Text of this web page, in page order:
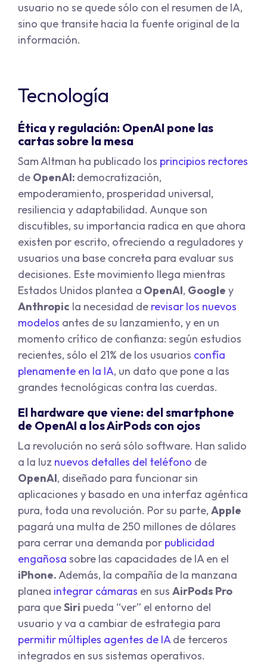
usuario no se quede sólo con el resumen de IA,
sino que transite hacia la fuente original de la
información.
Tecnología
Ética y regulación: OpenAI pone las
cartas sobre la mesa
Sam Altman ha publicado los principios rectores
de OpenAI: democratización,
empoderamiento, prosperidad universal,
resiliencia y adaptabilidad. Aunque son
discutibles, su importancia radica en que ahora
existen por escrito, ofreciendo a reguladores y
usuarios una base concreta para evaluar sus
decisiones. Este movimiento llega mientras
Estados Unidos plantea a OpenAI, Google y
Anthropic la necesidad de revisar los nuevos
modelos antes de su lanzamiento, y en un
momento crítico de confianza: según estudios
recientes, sólo el 21% de los usuarios confía
plenamente en la IA, un dato que pone a las
grandes tecnológicas contra las cuerdas.
El hardware que viene: del smartphone
de OpenAI a los AirPods con ojos
La revolución no será sólo software. Han salido
a la luz nuevos detalles del teléfono de
OpenAI, diseñado para funcionar sin
aplicaciones y basado en una interfaz agéntica
pura, toda una revolución. Por su parte, Apple
pagará una multa de 250 millones de dólares
para cerrar una demanda por publicidad
engañosa sobre las capacidades de IA en el
iPhone.Además, la compañía de la manzana
planea integrar cámaras en sus AirPods Pro
para queSiri pueda “ver” el entorno del
usuario y va a cambiar de estrategia para
permitir múltiples agentes de IAde terceros
integrados en sus sistemas operativos.